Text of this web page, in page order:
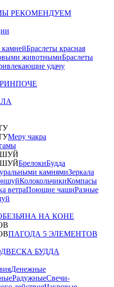
РЕКОМЕНДУЕМ
камнейБраслеты красная
животнымиБраслеты
удачу
Меру чакра
БрелокиБудда
камнямиЗеркала
КолокольчикиКомпасы
ветраПоющие чашиРазные
НА КОНЕ
ПАГОДА 5 ЭЛЕМЕНТОВ
БУДДА
Денежные
РадужныеСвечи-